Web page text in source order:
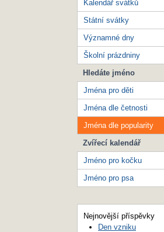
Kalendář svátků
Státní svátky
Významné dny
Školní prázdniny
Hledáte jméno
Jména pro děti
Jména dle četnosti
Jména dle popularity
Zvířecí kalendář
Jméno pro kočku
Jméno pro psa
Nejnovější příspěvky
Den vzniku